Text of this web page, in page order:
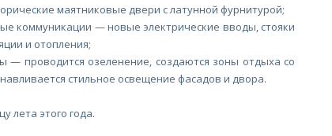
маятниковые двери с латунной фурнитурой;
коммуникации — новые электрические вводы, стояки
и отопления;
— проводится озеленение, создаются зоны отдыха со
стильное освещение фасадов и двора.
лета этого года.